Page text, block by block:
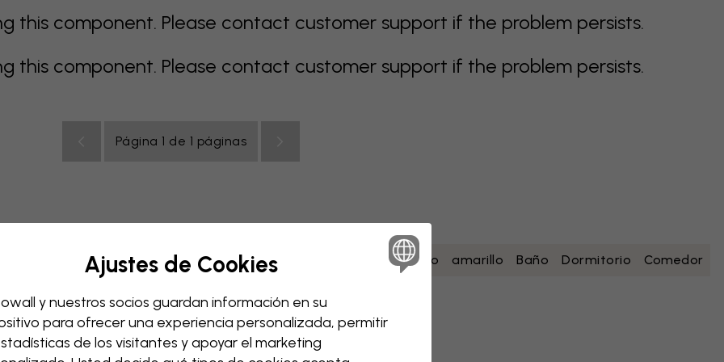
this component. Please contact customer support if the problem persists.
this component. Please contact customer support if the problem persists.
Página 1 de 1 páginas
coloridos naranja rosa púrpura blanco amarillo Baño Dormitorio Comedor
Ajustes de Cookies
y nuestros socios guardan información en su
para ofrecer una experiencia personalizada, permitir
de los visitantes y apoyar el marketing